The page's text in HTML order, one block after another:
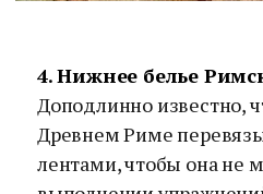
4. Нижнее белье
Доподлинно известно,
Древнем Риме
лентами, чтобы она не